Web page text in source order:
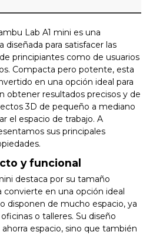
Lab A1 mini es una
diseñada para satisfacer las
principiantes como de usuarios
Compacta pero potente, esta
en una opción ideal para
obtener resultados precisos y de
3D de pequeño a mediano
el espacio de trabajo. A
sus principales
y funcional
destaca por su tamaño
convierte en una opción ideal
disponen de mucho espacio, ya
o talleres. Su diseño
espacio, sino que también